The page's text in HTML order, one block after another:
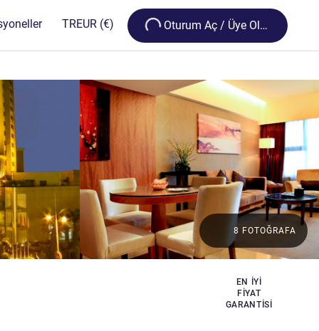
TREUR (€) Loading...
Oturum Aç / Üye Olun
EN IYI
FIYAT
GARANTISI
8 FOTOĞRAFA